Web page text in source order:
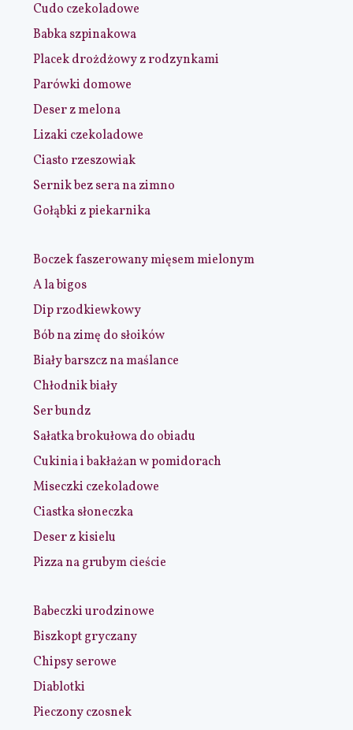
Cudo czekoladowe
Babka szpinakowa
Placek drożdżowy z rodzynkami
Parówki domowe
Deser z melona
Lizaki czekoladowe
Ciasto rzeszowiak
Sernik bez sera na zimno
Gołąbki z piekarnika
Boczek faszerowany mięsem mielonym
A la bigos
Dip rzodkiewkowy
Bób na zimę do słoików
Biały barszcz na maślance
Chłodnik biały
Ser bundz
Sałatka brokułowa do obiadu
Cukinia i bakłażan w pomidorach
Miseczki czekoladowe
Ciastka słoneczka
Deser z kisielu
Pizza na grubym cieście
Babeczki urodzinowe
Biszkopt gryczany
Chipsy serowe
Diablotki
Pieczony czosnek